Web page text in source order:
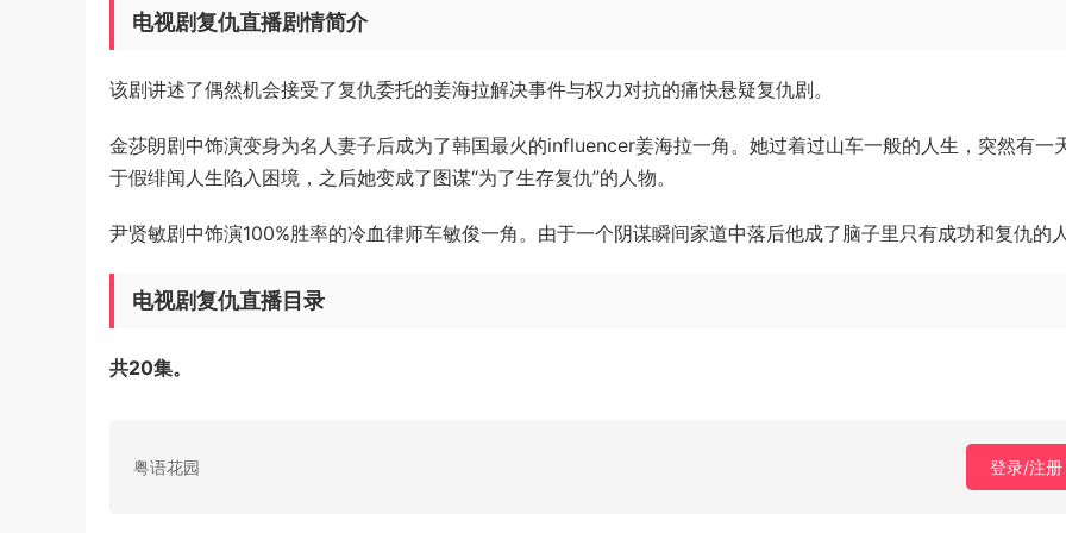
电视剧复仇直播剧情简介
该剧讲述了偶然机会接受了复仇委托的姜海拉解决事件与权力对抗的痛快悬疑复仇剧。
金莎朗剧中饰演变身为名人妻子后成为了韩国最火的influencer姜海拉一角。她过着过山车一般的人生，突然有一
于假绯闻人生陷入困境，之后她变成了图谋“为了生存复仇”的人物。
尹贤敏剧中饰演100%胜率的冷血律师车敏俊一角。由于一个阴谋瞬间家道中落后他成了脑子里只有成功和复仇的人
电视剧复仇直播目录
共20集。
粤语花园 登录/注册